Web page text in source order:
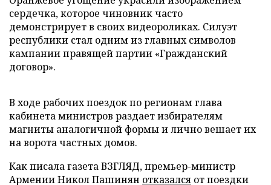
сердечка, которое чиновник часто
демонстрирует в своих видеороликах. Силуэт
республики стал одним из главных символов
кампании правящей партии «Гражданский
договор».
В ходе рабочих поездок по регионам глава
кабинета министров раздает избирателям
магниты аналогичной формы и лично вешает их
на ворота частных домов.
Как писала газета ВЗГЛЯД, премьер-министр
Армении Никол Пашинян отказался от поездки